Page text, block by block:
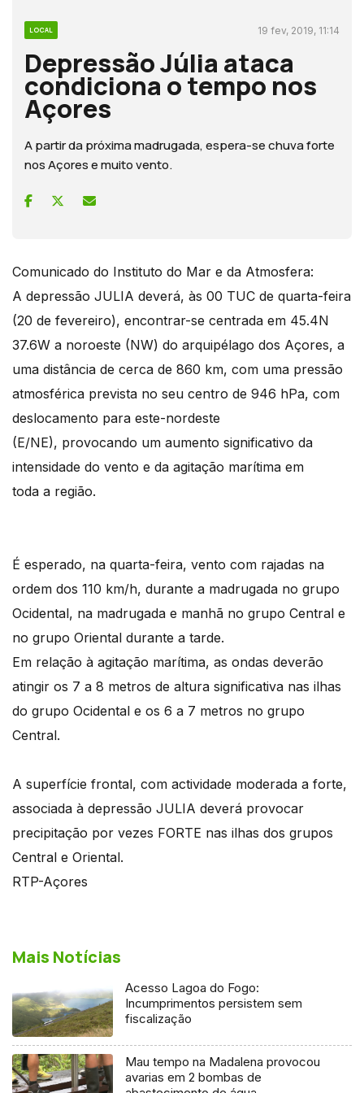
LOCAL 19 fev, 2019, 11:14
Depressão Júlia ataca
condiciona o tempo nos
Açores
A partir da próxima madrugada, espera-se chuva forte
nos Açores e muito vento.
Comunicado do Instituto do Mar e da Atmosfera:
A depressão JULIA deverá, às 00 TUC de quarta-feira
(20 de fevereiro), encontrar-se centrada em 45.4N
37.6W a noroeste (NW) do arquipélago dos Açores, a
uma distância de cerca de 860 km, com uma pressão
atmosférica prevista no seu centro de 946 hPa, com
deslocamento para este-nordeste
(E/NE), provocando um aumento significativo da
intensidade do vento e da agitação marítima em
toda a região.
É esperado, na quarta-feira, vento com rajadas na
ordem dos 110 km/h, durante a madrugada no grupo
Ocidental, na madrugada e manhã no grupo Central e
no grupo Oriental durante a tarde.
Em relação à agitação marítima, as ondas deverão
atingir os 7 a 8 metros de altura significativa nas ilhas
do grupo Ocidental e os 6 a 7 metros no grupo
Central.
A superfície frontal, com actividade moderada a forte,
associada à depressão JULIA deverá provocar
precipitação por vezes FORTE nas ilhas dos grupos
Central e Oriental.
RTP-Açores
Mais Notícias
Acesso Lagoa do Fogo:
Incumprimentos persistem sem
fiscalização
Mau tempo na Madalena provocou
avarias em 2 bombas de